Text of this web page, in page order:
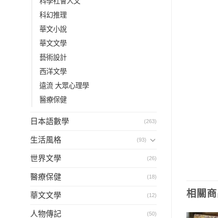
科幻推理
華文小說
華文文學
藝術設計
西洋文學
遠流 大眾心理學
醫療保健
日本語數學 (263)
生活風格 (93)
世界文學 (26)
醫療保健 (18)
華文文學 (12)
人物傳記 (50)
相關